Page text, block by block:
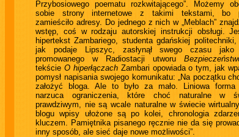
Przybosiowego poematu rozkwitającego”. Możemy
sobie strony internetowe z takimi tekstami, bo
zamieściło adresy. Do jednego z nich w „Meblach”
wstęp, coś w rodzaju autorskiej instrukcji obsługi.
hipertekst Zambariego, studenta gdańskiej politechniki,
jak podaje Lipszyc, zasłynął swego czasu jako
promowanego w Radiostacji utworu
tekście O hiperłączachZambari opowiada o tym, jak
pomysł napisania swojego komunikatu: „Na początku
założyć bloga. Ale to było za mało. Liniowa forma
narzuca ograniczenia, które choć naturalne w
prawdziwym, nie są wcale naturalne w świecie
blogu wpisy ułożone są po kolei, chronologia
kluczem. Pamiętnika pisanego ręcznie nie da się
inny sposób, ale sieć daje nowe możliwości”.